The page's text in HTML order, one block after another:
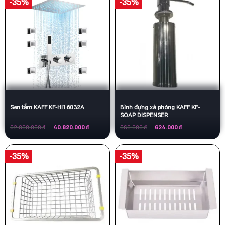
-35%
Sen tắm KAFF KF-HI16032A
62.800.000₫
Giá
là:
62.800.000 ₫.
40.820.000₫Giá
hiện
tại
là:
40.820.000 ₫.
-35%
Bình đựng xà phòng KAFF KF-
SOAP DISPENSER
960.000₫
Giá
là:
960.000 ₫.
624.000₫Giá
hiện
tại
là:
-35% -35%